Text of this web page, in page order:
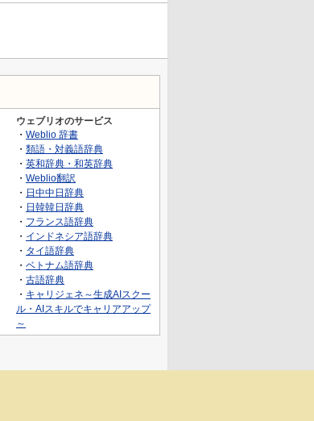
ウェブリオのサービス
・ Weblio 辞書
・ 類語・対義語辞典
・ 英和辞典・和英辞典
・ Weblio翻訳
・ 日中中日辞典
・ 日韓韓日辞典
・ フランス語辞典
・ インドネシア語辞典
・ タイ語辞典
・ ベトナム語辞典
・ 古語辞典
・ キャリジェネ～生成AIスクー
ル・AIスキルでキャリアアップ
～